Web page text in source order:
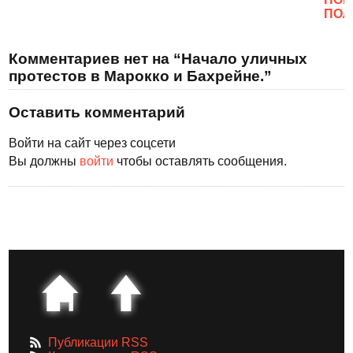
Комментариев нет на “Начало уличных
протестов в Марокко и Бахрейне.”
Оставить комментарий
Войти на сайт через соцсети
Вы должны войти чтобы оставлять сообщения.
Публикации RSS